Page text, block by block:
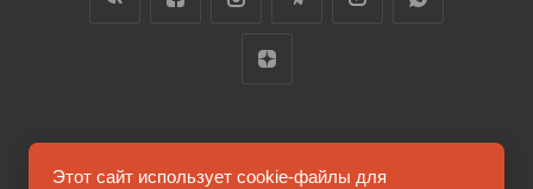
2026 © FUTUMAG.RU
Этот сайт использует cookie-файлы для